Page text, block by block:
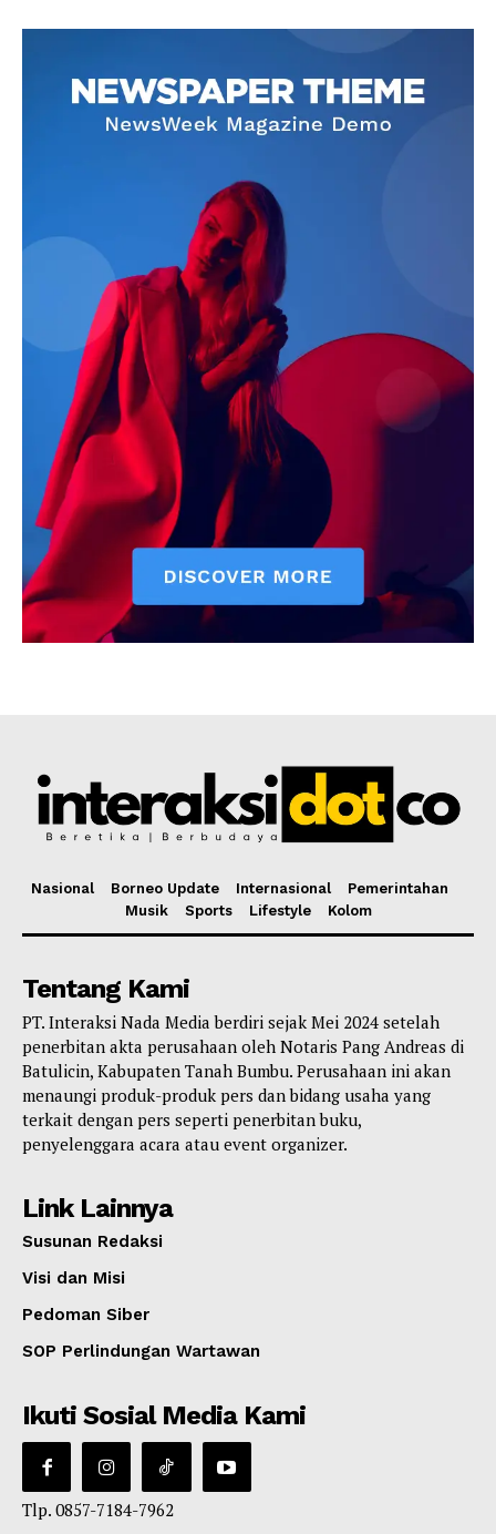
Nasional Borneo Update Internasional
Pemerintahan
Musik
Sports Lifestyle Kolom
Tentang Kami
PT. Interaksi Nada Media berdiri sejak Mei 2024 setelah
penerbitan akta perusahaan oleh Notaris Pang Andreas di
Batulicin, Kabupaten Tanah Bumbu. Perusahaan ini akan
menaungi produk-produk pers dan bidang usaha yang
terkait dengan pers seperti penerbitan buku,
penyelenggara acara atau event organizer.
Link Lainnya
Susunan Redaksi
Visi dan Misi
Pedoman Siber
SOP Perlindungan Wartawan
Ikuti Sosial Media Kami
Tlp. 0857-7184-7962